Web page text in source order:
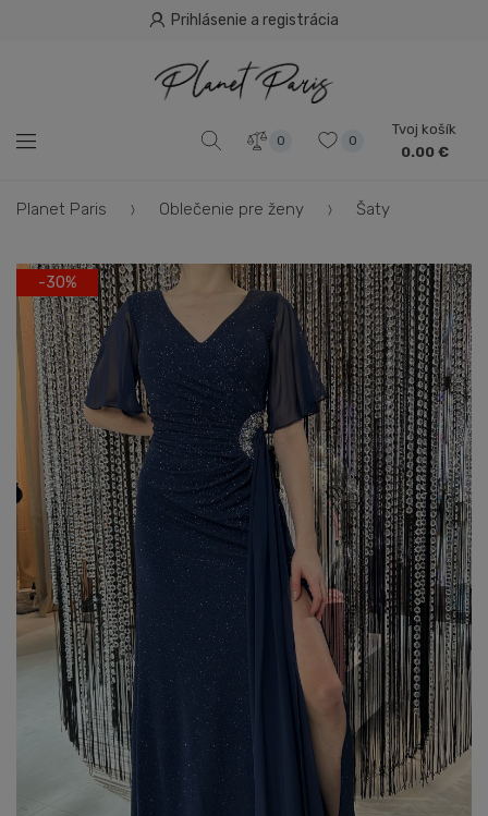
Prihlásenie a registrácia
0 0
Tvoj košík
0.00 €
Planet Paris Oblečenie pre ženy Šaty
-30%